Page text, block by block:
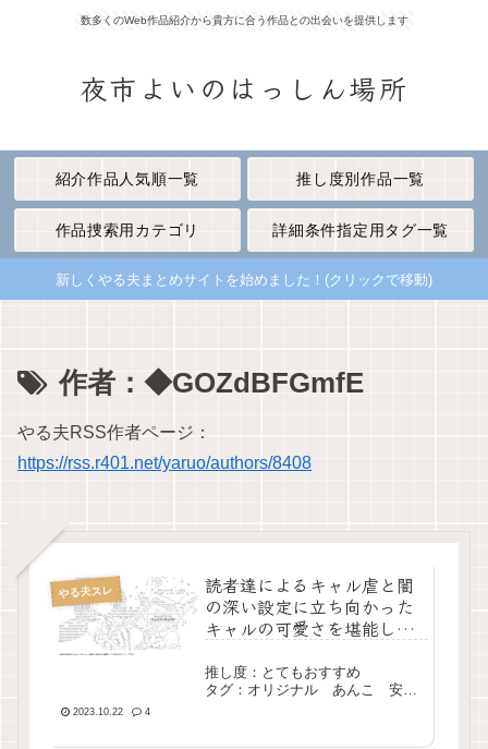
数多くのWeb作品紹介から貴方に合う作品との出会いを提供します
夜市よいのはっしん場所
紹介作品人気順一覧 推し度別作品一覧
作品捜索用カテゴリ 詳細条件指定用タグ一覧
新しくやる夫まとめサイトを始めました！(クリックで移動)
作者：◆GOZdBFGmfE
やる夫RSS作者ページ：
https://rss.r401.net/yaruo/authors/8408
やる夫スレ
読者達によるキャル虐と闇
の深い設定に立ち向かった
キャルの可愛さを堪能しよ
金返済の錬金術師～」
推し度：とてもおすすめ
タグ：オリジナル あんこ 安
2023.10.22 4